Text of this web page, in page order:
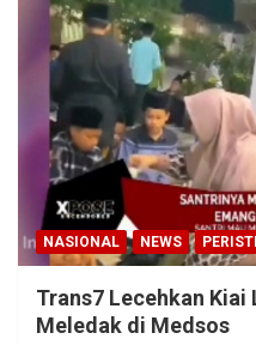
NASIONAL NEWS
Trans7 Lecehkan
Meledak di Medsos